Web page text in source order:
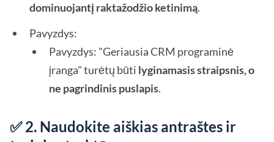
dominuojantį raktažodžio ketinimą.
Pavyzdys:
Pavyzdys: "Geriausia CRM programinė
įranga" turėtų būti lyginamasis straipsnis, o
ne pagrindinis puslapis.
✅ 2. Naudokite aiškias antraštes ir